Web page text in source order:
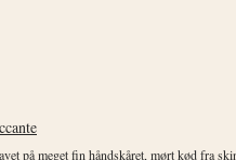
på meget fin håndskåret, mørt kød fra